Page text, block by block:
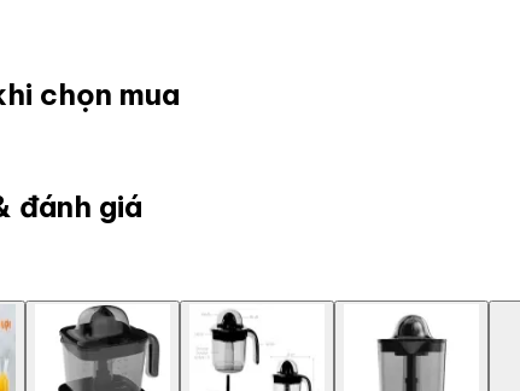
chọn mua
đánh giá